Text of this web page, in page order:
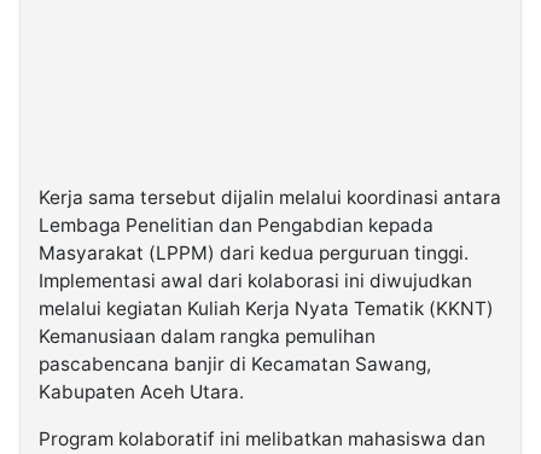
Kerja sama tersebut dijalin melalui koordinasi antara
Lembaga Penelitian dan Pengabdian kepada
Masyarakat (LPPM) dari kedua perguruan tinggi.
Implementasi awal dari kolaborasi ini diwujudkan
melalui kegiatan Kuliah Kerja Nyata Tematik (KKNT)
Kemanusiaan dalam rangka pemulihan
pascabencana banjir di Kecamatan Sawang,
Kabupaten Aceh Utara.
Program kolaboratif ini melibatkan mahasiswa dan